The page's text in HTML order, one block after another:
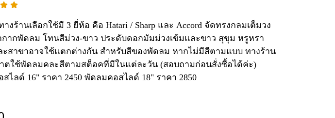
งร้านเลือกใช้มี 3 ยี่ห้อ คือ Hatari / Sharp และ Accord จัดทรงกลมเต็มวง
ากพัดลม โทนสีม่วง-ขาว ประดับดอกมัมม่วงเข้มและขาว สุขุม หรูหรา
สาขาอาจใช้แตกต่างกัน สำหรับสีของพัดลม หากไม่มีสีตามแบบ ทางร้าน
ตใช้พัดลมคละสีตามสต็อคที่มีในแต่ละวัน (สอบถามก่อนสั่งซื้อได้ค่ะ)
ไลด์ 16" ราคา 2450 พัดลมคอสไลด์ 18" ราคา 2850